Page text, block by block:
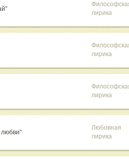
лирика
лирика
лирика
любви"
Любовная
лирика